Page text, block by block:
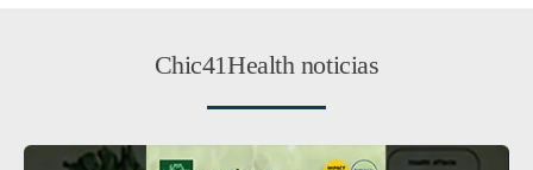
Chic41Health noticias